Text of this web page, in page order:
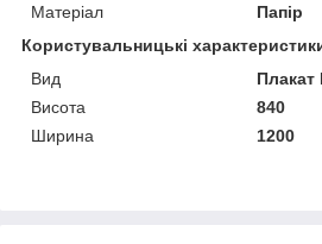
Матеріал
Папір
Користувальницькі
Вид
Плакат
Висота
840
Ширина
1200